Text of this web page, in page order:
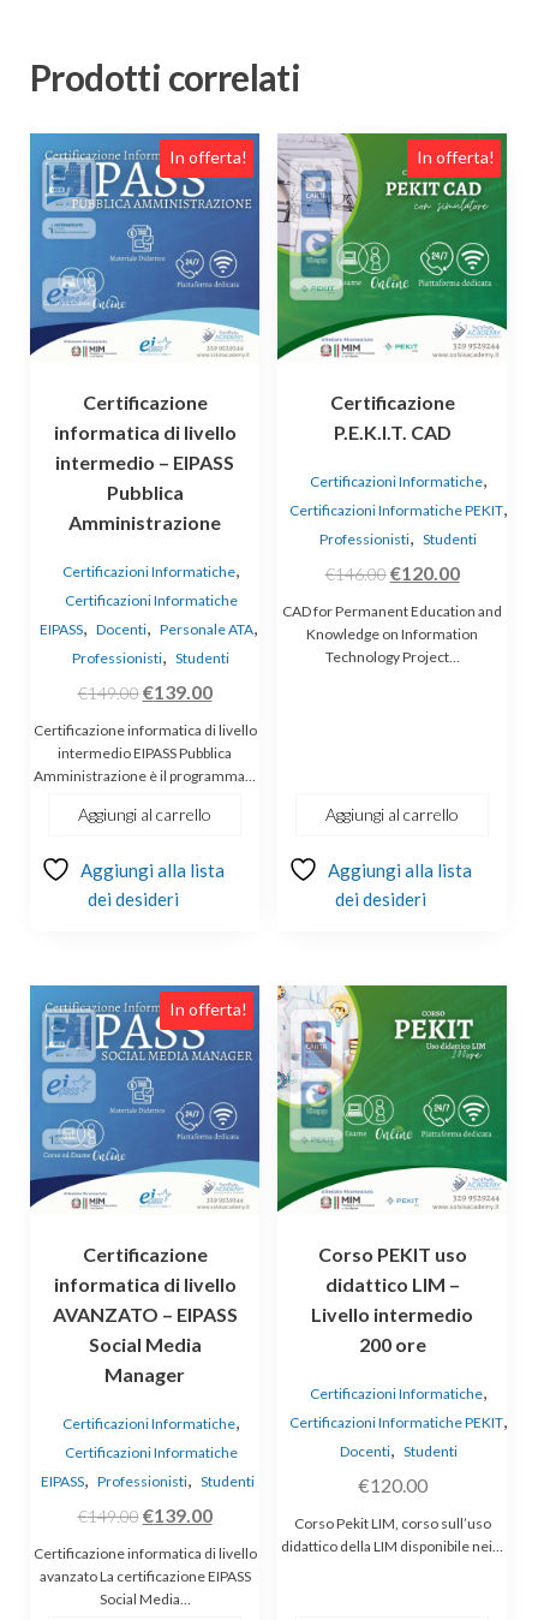
Prodotti correlati
In offerta!
Certificazione
informatica di livello
intermedio – EIPASS
Pubblica
Amministrazione
Certificazioni Informatiche,
Certificazioni Informatiche
EIPASS, Docenti, Personale ATA,
Professionisti, Studenti
€149.00 Il
prezzo
originale
era:
€149.00.
€139.00Il
prezzo
attuale
è:
Certificazione informatica di livello
intermedio EIPASS Pubblica
Amministrazione è il programma…
Aggiungi al carrello
Aggiungi alla lista
dei desideri
In offerta!
Certificazione
P.E.K.I.T. CAD
Certificazioni Informatiche,
Certificazioni Informatiche PEKIT,
Professionisti, Studenti
€146.00Il
prezzo
originale
era:
€120.00Il
prezzo
attuale
è:
CAD for Permanent Education and
Knowledge on Information
Technology Project…
Aggiungi al carrello
Aggiungi alla lista
dei desideri
In offerta!
Certificazione
informatica di livello
AVANZATO – EIPASS
Social Media
Manager
Certificazioni Informatiche
Certificazioni Informatiche
EIPASS
Professionisti Studenti
€149.00 Il
prezzo
originale
era:
€139.00Il
prezzo
attuale
Certificazione informatica di livello
avanzato La certificazione EIPASS
Social Media…
Corso PEKIT uso
didattico LIM –
Livello intermedio
200 ore
Certificazioni Informatiche
Certificazioni Informatiche PEKIT
Docenti, Studenti
€120.00
Corso Pekit LIM, corso sull’uso
didattico della LIM disponibile nei…